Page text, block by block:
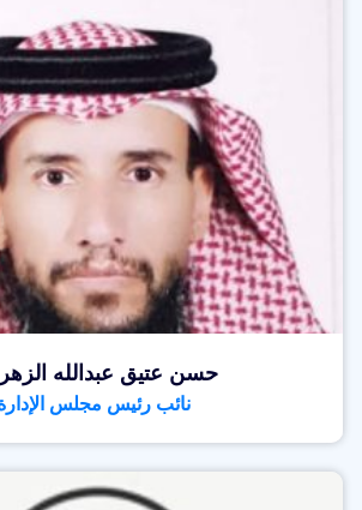
حسن عتيق عبدالله
نائب رئيس مجلس الإدارة